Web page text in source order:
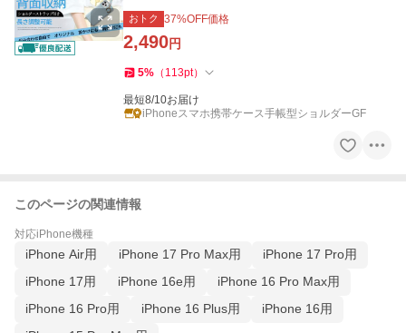
アイホン13 12 14 カバー
おトク 37%OFF価格
2,490円
5% （ 113pt）
最短8/10お届け
iPhoneスマホ携帯ケース手帳型ショルダーGF
このページの関連情報
対応iPhone機種
iPhone Air用 iPhone 17 Pro Max用
iPhone 17 Pro用
iPhone 17用
iPhone 16e用
iPhone 16 Pro Max用
iPhone 16 Pro用
iPhone 16 Plus用
iPhone 16用